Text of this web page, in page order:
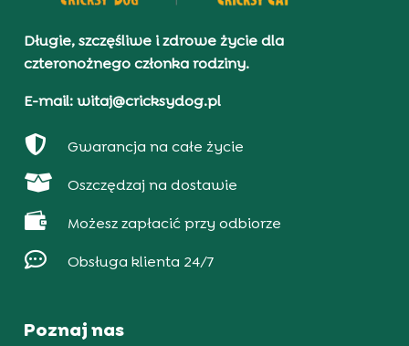
Długie, szczęśliwe i zdrowe życie dla
czteronożnego członka rodziny.
E-mail: witaj@cricksydog.pl
 Gwarancja na całe życie
 Oszczędzaj na dostawie
 Możesz zapłacić przy odbiorze
 Obsługa klienta 24/7
Poznaj nas